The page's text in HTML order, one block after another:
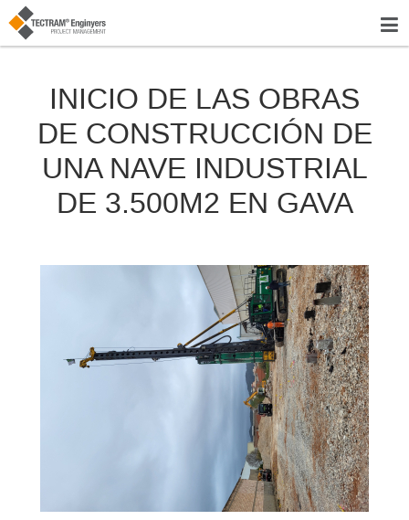
INICIO DE LAS OBRAS
DE CONSTRUCCIÓN DE
UNA NAVE INDUSTRIAL
DE 3.500M2 EN GAVA